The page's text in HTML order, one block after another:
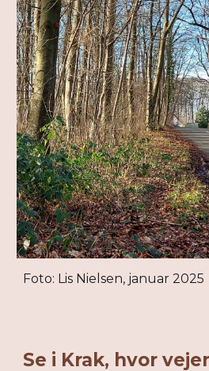
Foto: Lis Nielsen, januar 2025
Se i Krak, hvor